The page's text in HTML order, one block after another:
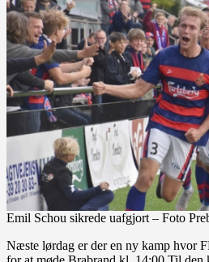
Emil Schou sikrede uafgjort – Foto
Næste lørdag er der en ny kamp hvor